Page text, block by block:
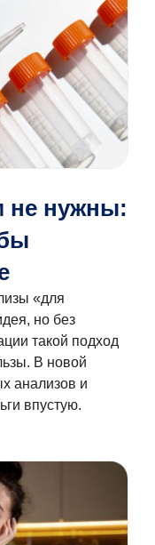
не нужны:
«для
но без
такой подход
В новой
анализов и
впустую.